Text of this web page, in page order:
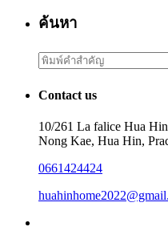
ค้นหา
Search
for:
Contact us
10/261 La falice Hua
Nong Kae, Hua Hin,
0661424424